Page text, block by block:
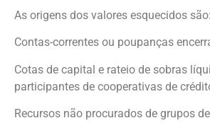
As origens dos valores esquecidos são:
Contas-correntes ou poupanças
Cotas de capital e rateio de sobras
participantes de cooperativas de
Recursos não procurados de grupos